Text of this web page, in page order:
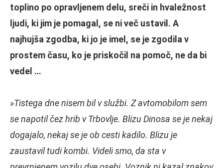
toplino po opravljenem delu, sreči in hvaležnost
ljudi, ki jim je pomagal, se ni več ustavil. A
najhujša zgodba, ki jo je imel, se je zgodila v
prostem času, ko je priskočil na pomoč, ne da bi
vedel …
»Tistega dne nisem bil v službi. Z avtomobilom sem
se napotil čez hrib v Trbovlje. Blizu Dinosa se je nekaj
dogajalo, nekaj se je ob cesti kadilo. Blizu je
zaustavil tudi kombi. Videli smo, da sta v